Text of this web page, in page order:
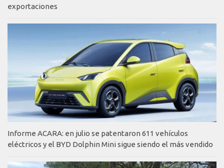
exportaciones
Informe ACARA: en julio se patentaron 611 vehículos
eléctricos y el BYD Dolphin Mini sigue siendo el más vendido